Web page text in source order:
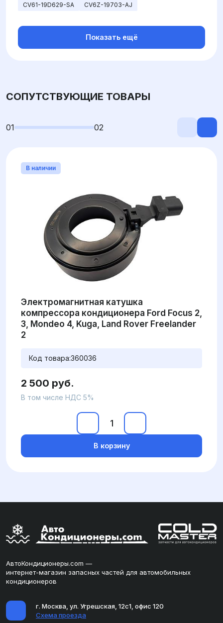
CV61-19D629-SA
CV6Z-19703-AJ
Показать ещё
СОПУТСТВУЮЩИЕ ТОВАРЫ
01 02
В наличии
Электромагнитная катушка
компрессора кондиционера Ford Focus 2,
3, Mondeo 4, Kuga, Land Rover Freelander
2
Код товара:360036
2 500 руб.
В том числе НДС 5%
В корзину
АвтоКондиционеры.com —
интернет-магазин запасных частей для автомобильных
кондиционеров
г. Москва, ул. Угрешская, 12с1, офис 120
Схема проезда